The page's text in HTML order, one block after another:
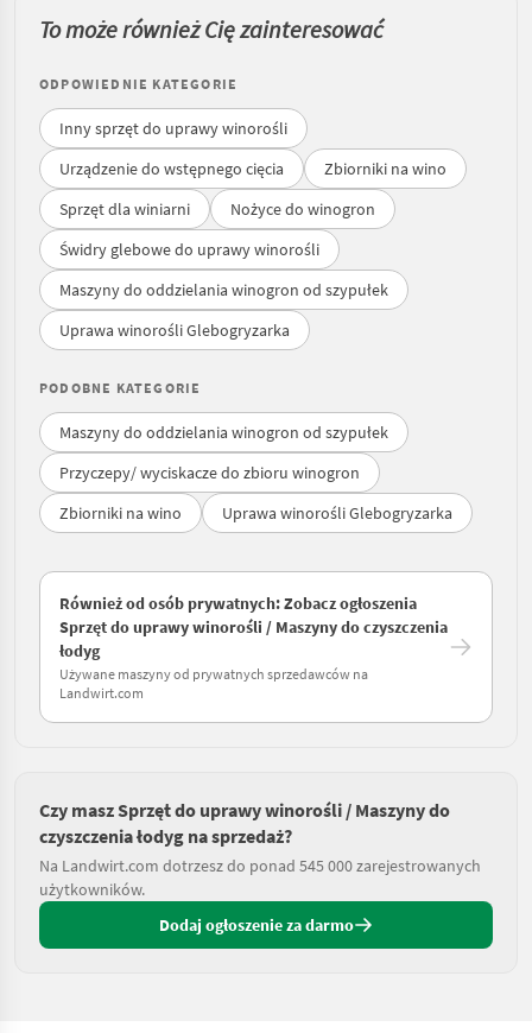
To może również Cię zainteresować
ODPOWIEDNIE KATEGORIE
Inny sprzęt do uprawy winorośli
Urządzenie do wstępnego cięcia
Zbiorniki na wino
Sprzęt dla winiarni
Nożyce do winogron
Świdry glebowe do uprawy winorośli
Maszyny do oddzielania winogron od szypułek
Uprawa winorośli Glebogryzarka
PODOBNE KATEGORIE
Maszyny do oddzielania winogron od szypułek
Przyczepy/ wyciskacze do zbioru winogron
Zbiorniki na wino
Uprawa winorośli Glebogryzarka
Również od osób prywatnych: Zobacz ogłoszenia
Sprzęt do uprawy winorośli / Maszyny do czyszczenia
łodyg
Używane maszyny od prywatnych sprzedawców na
Landwirt.com
Czy masz Sprzęt do uprawy winorośli / Maszyny do
czyszczenia łodyg na sprzedaż?
Na Landwirt.com dotrzesz do ponad 545 000 zarejestrowanych
użytkowników.
Dodaj ogłoszenie za darmo